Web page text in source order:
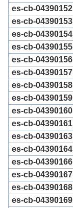
es-cb-04390152
es-cb-04390153
es-cb-04390154
es-cb-04390155
es-cb-04390156
es-cb-04390157
es-cb-04390158
es-cb-04390159
es-cb-04390160
es-cb-04390161
es-cb-04390163
es-cb-04390164
es-cb-04390166
es-cb-04390167
es-cb-04390168
es-cb-04390169